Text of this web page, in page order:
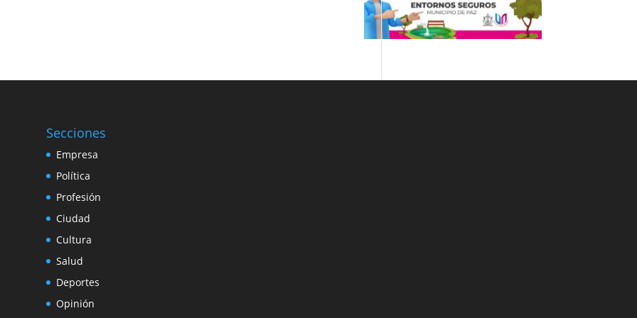
Secciones
Empresa
Política
Profesión
Ciudad
Cultura
Salud
Deportes
Opinión